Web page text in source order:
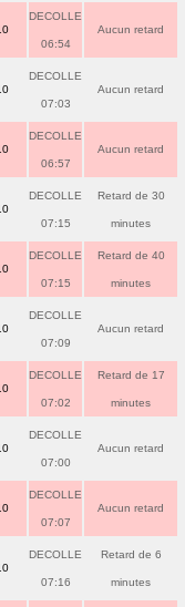
DECOLLE
06:54
Aucun retard
DECOLLE
07:03
Aucun retard
DECOLLE
06:57
Aucun retard
DECOLLE
07:15
Retard de 30
minutes
DECOLLE
07:15
Retard de 40
minutes
DECOLLE
07:09
Aucun retard
DECOLLE
07:02
Retard de 17
minutes
DECOLLE
07:00
Aucun retard
DECOLLE
07:07
Aucun retard
DECOLLE
07:16
Retard de 6
minutes